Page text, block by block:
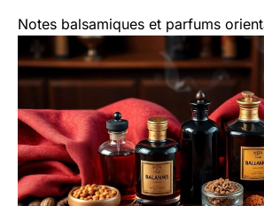
Notes balsamiques et parfums